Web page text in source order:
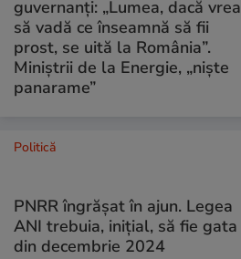
guvernanți: „Lumea, dacă vrea
să vadă ce înseamnă să fii
prost, se uită la România”.
Miniștrii de la Energie, „niște
panarame”
Politică
PNRR îngrășat în ajun. Legea
ANI trebuia, inițial, să fie gata
din decembrie 2024